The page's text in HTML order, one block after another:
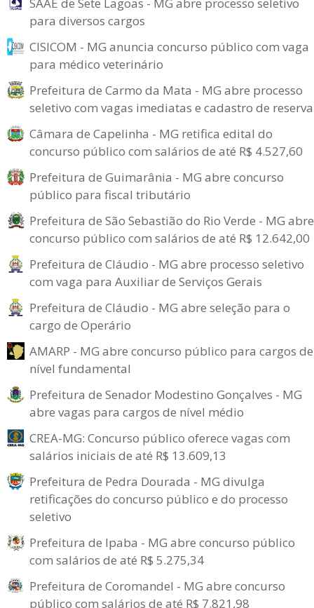
para diversos cargos
CISICOM - MG anuncia concurso público com vaga
para médico veterinário
Prefeitura de Carmo da Mata - MG abre processo
seletivo com vagas imediatas e cadastro de reserva
Câmara de Capelinha - MG retifica edital do
concurso público com salários de até R$ 4.527,60
Prefeitura de Guimarânia - MG abre concurso
público para fiscal tributário
Prefeitura de São Sebastião do Rio Verde - MG abre
concurso público com salários de até R$ 12.642,00
Prefeitura de Cláudio - MG abre processo seletivo
com vaga para Auxiliar de Serviços Gerais
Prefeitura de Cláudio - MG abre seleção para o
cargo de Operário
AMARP - MG abre concurso público para cargos de
nível fundamental
Prefeitura de Senador Modestino Gonçalves - MG
abre vagas para cargos de nível médio
CREA-MG: Concurso público oferece vagas com
salários iniciais de até R$ 13.609,13
Prefeitura de Pedra Dourada - MG divulga
retificações do concurso público e do processo
seletivo
Prefeitura de Ipaba - MG abre concurso público
com salários de até R$ 5.275,34
Prefeitura de Coromandel - MG abre concurso
público com salários de até R$ 7.821,98